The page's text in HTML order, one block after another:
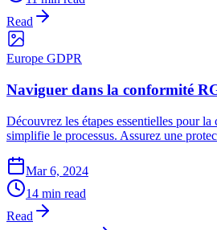
Read
Europe GDPR
Naviguer dans la conformité
Découvrez les étapes essentielles pour
simplifie le processus. Assurez une
Mar 6, 2024
14 min read
Read